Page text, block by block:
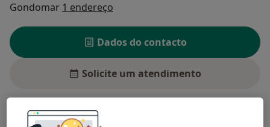
Gondomar 1 endereço
Dados do contacto
Solicite um atendimento
Experiência Preços